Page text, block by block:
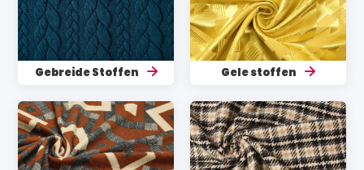
Gebreide Stoffen Gele stoffen